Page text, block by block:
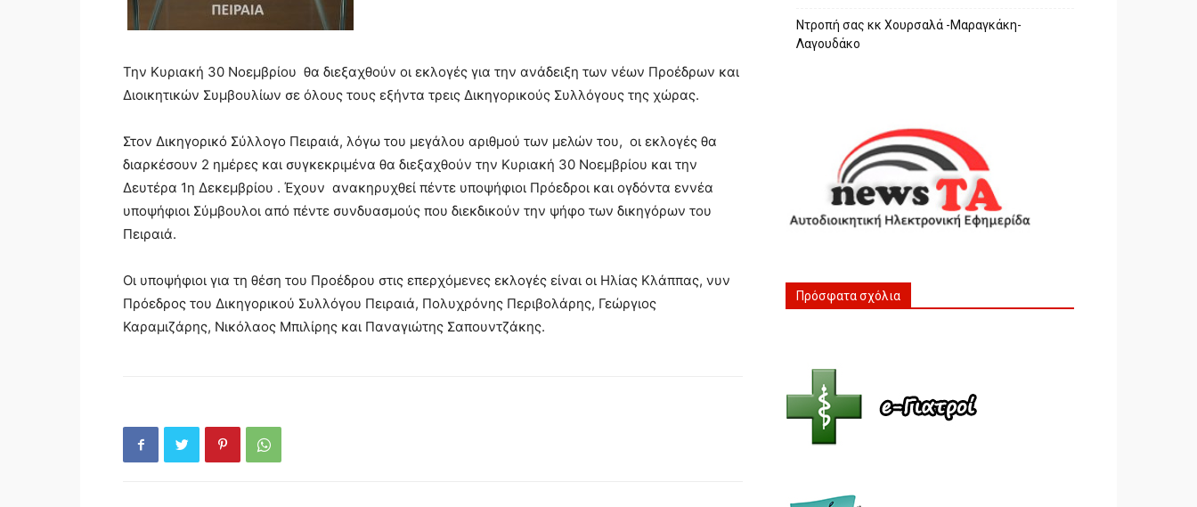
Την Κυριακή 30 Νοεμβρίου θα διεξαχθούν οι εκλογές για την ανάδειξη των νέων Προέδρων και
Διοικητικών Συμβουλίων σε όλους τους εξήντα τρεις Δικηγορικούς Συλλόγους της χώρας.
Στον Δικηγορικό Σύλλογο Πειραιά, λόγω του μεγάλου αριθμού των μελών του, οι εκλογές θα
διαρκέσουν 2 ημέρες και συγκεκριμένα θα διεξαχθούν την Κυριακή 30 Νοεμβρίου και την
Δευτέρα 1η Δεκεμβρίου . Έχουν ανακηρυχθεί πέντε υποψήφιοι Πρόεδροι και ογδόντα εννέα
υποψήφιοι Σύμβουλοι από πέντε συνδυασμούς που διεκδικούν την ψήφο των δικηγόρων του
Πειραιά.
Οι υποψήφιοι για τη θέση του Προέδρου στις επερχόμενες εκλογές είναι οι Ηλίας Κλάππας, νυν
Πρόεδρος του Δικηγορικού Συλλόγου Πειραιά, Πολυχρόνης Περιβολάρης, Γεώργιος
Καραμιζάρης, Νικόλαος Μπιλίρης και Παναγιώτης Σαπουντζάκης.
Ντροπή σας κκ Χουρσαλά -Μαραγκάκη-
Λαγουδάκο
Πρόσφατα σχόλια